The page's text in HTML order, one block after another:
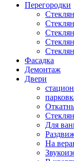
Перегородки
Фасадка
Демонтаж
Двери
Для
На